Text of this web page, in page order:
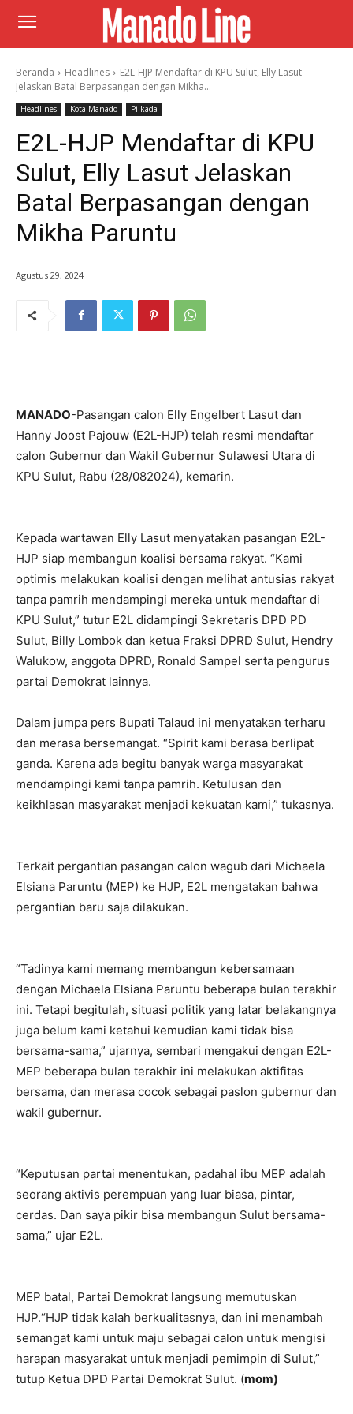
Beranda Headlines
E2L-HJP Mendaftar di KPU Sulut, Elly Lasut
Jelaskan Batal Berpasangan dengan Mikha...
Headlines Kota Manado Pilkada
E2L-HJP Mendaftar di KPU
Sulut, Elly Lasut Jelaskan
Batal Berpasangan dengan
Mikha Paruntu
Agustus 29, 2024
MANADO-Pasangan calon Elly Engelbert Lasut dan
Hanny Joost Pajouw (E2L-HJP) telah resmi mendaftar
calon Gubernur dan Wakil Gubernur Sulawesi Utara di
KPU Sulut, Rabu (28/082024), kemarin.
Kepada wartawan Elly Lasut menyatakan pasangan E2L-
HJP siap membangun koalisi bersama rakyat. “Kami
optimis melakukan koalisi dengan melihat antusias rakyat
tanpa pamrih mendampingi mereka untuk mendaftar di
KPU Sulut,” tutur E2L didampingi Sekretaris DPD PD
Sulut, Billy Lombok dan ketua Fraksi DPRD Sulut, Hendry
Walukow, anggota DPRD, Ronald Sampel serta pengurus
partai Demokrat lainnya.
Dalam jumpa pers Bupati Talaud ini menyatakan terharu
dan merasa bersemangat. “Spirit kami berasa berlipat
ganda. Karena ada begitu banyak warga masyarakat
mendampingi kami tanpa pamrih. Ketulusan dan
keikhlasan masyarakat menjadi kekuatan kami,” tukasnya.
Terkait pergantian pasangan calon wagub dari Michaela
Elsiana Paruntu (MEP) ke HJP, E2L mengatakan bahwa
pergantian baru saja dilakukan.
“Tadinya kami memang membangun kebersamaan
dengan Michaela Elsiana Paruntu beberapa bulan terakhir
ini. Tetapi begitulah, situasi politik yang latar belakangnya
juga belum kami ketahui kemudian kami tidak bisa
bersama-sama,” ujarnya, sembari mengakui dengan E2L-
MEP beberapa bulan terakhir ini melakukan aktifitas
bersama, dan merasa cocok sebagai paslon gubernur dan
wakil gubernur.
“Keputusan partai menentukan, padahal ibu MEP adalah
seorang aktivis perempuan yang luar biasa, pintar,
cerdas. Dan saya pikir bisa membangun Sulut bersama-
sama,” ujar E2L.
MEP batal, Partai Demokrat langsung memutuskan
HJP.“HJP tidak kalah berkualitasnya, dan ini menambah
semangat kami untuk maju sebagai calon untuk mengisi
harapan masyarakat untuk menjadi pemimpin di Sulut,”
tutup Ketua DPD Partai Demokrat Sulut. (mom)